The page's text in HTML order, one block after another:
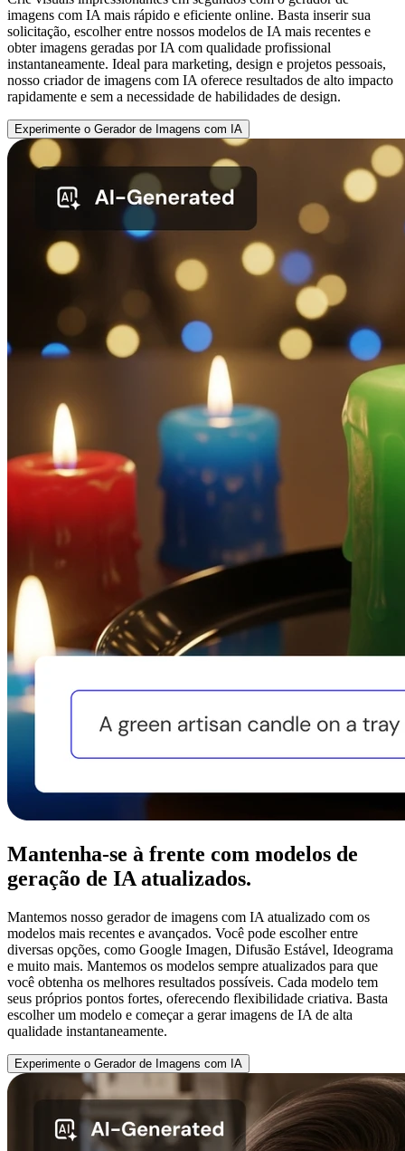
imagens com IA mais rápido e eficiente online. Basta inserir sua
solicitação, escolher entre nossos modelos de IA mais recentes e
obter imagens geradas por IA com qualidade profissional
instantaneamente. Ideal para marketing, design e projetos pessoais,
nosso criador de imagens com IA oferece resultados de alto impacto
rapidamente e sem a necessidade de habilidades de design.
Experimente o Gerador de Imagens com IA
Mantenha-se à frente com modelos de
geração de IA atualizados.
Mantemos nosso gerador de imagens com IA atualizado com os
modelos mais recentes e avançados. Você pode escolher entre
diversas opções, como Google Imagen, Difusão Estável, Ideograma
e muito mais. Mantemos os modelos sempre atualizados para que
você obtenha os melhores resultados possíveis. Cada modelo tem
seus próprios pontos fortes, oferecendo flexibilidade criativa. Basta
escolher um modelo e começar a gerar imagens de IA de alta
qualidade instantaneamente.
Experimente o Gerador de Imagens com IA